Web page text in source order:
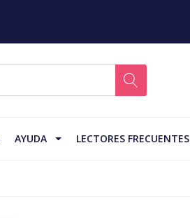
AYUDA LECTORES FRECUENTES